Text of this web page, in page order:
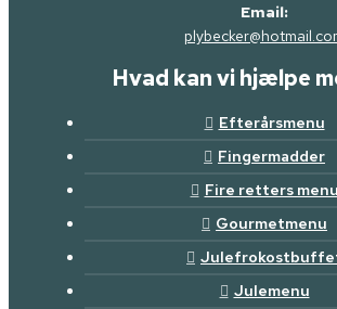
Email:
Hvad kan vi hjælpe
Efterårsmenu
Fingermadder
Fire retters menu
Gourmetmenu
Julemenu